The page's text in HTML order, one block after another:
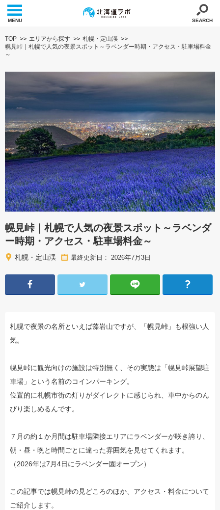
MENU SEARCH
TOP エリアから探す
札幌・定山渓
幌見峠｜札幌で人気の夜景スポット～ラベンダー時期・アクセス・駐車場料金
～
幌見峠｜札幌で人気の夜景スポット～ラベンダ
ー時期・アクセス・駐車場料金～
札幌・定山渓 最終更新日： 2026年7月3日
札幌で夜景の名所といえば藻岩山ですが、「幌見峠」も根強い人
気。
幌見峠に観光向けの施設は特別無く、その実態は「幌見峠展望駐
車場」という名前のコインパーキング。
位置的に札幌市街の灯りがダイレクトに感じられ、車中からのん
びり楽しめるんです。
７月の約１か月間は駐車場隣接エリアにラベンダーが咲き誇り、
朝・昼・晩と時間ごとに違った雰囲気を見せてくれます。
（2026年は7月4日にラベンダー園オープン）
この記事では幌見峠の見どころのほか、アクセス・料金について
ご紹介します。